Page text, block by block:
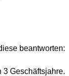
beantworten:
3 Geschäftsjahre.